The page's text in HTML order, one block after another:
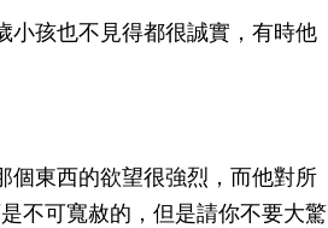
小孩也不見得都很誠實，有時他
個東西的欲望很強烈，而他對所
不可寬赦的，但是請你不要大驚